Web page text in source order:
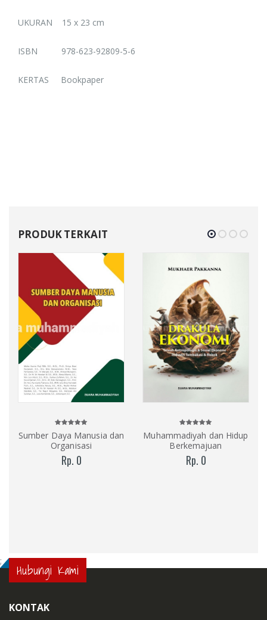
UKURAN 15 x 23 cm
ISBN 978-623-92809-5-6
KERTAS Bookpaper
PRODUK TERKAIT
Sumber Daya Manusia dan
Organisasi
Rp. 0
Muhammadiyah dan Hidup
Berkemajuan
Rp. 0
; Hubungi Kami
KONTAK